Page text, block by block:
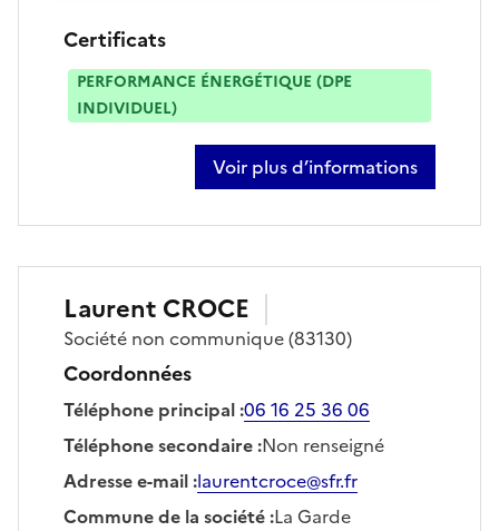
Certificats
PERFORMANCE ÉNERGÉTIQUE (DPE
INDIVIDUEL)
Voir plus d’informations
sur cyril muller
Laurent CROCE
Société non communique(83130)
Coordonnées
Téléphone principal:06 16 25 36 06
Téléphone secondaire:Non renseigné
Adresse e-mail:laurentcroce@sfr.fr
Commune de la société:La Garde